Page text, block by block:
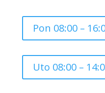
Pon 08:00 –
Uto 08:00 –